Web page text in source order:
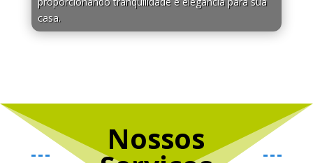
casa.
Nossos